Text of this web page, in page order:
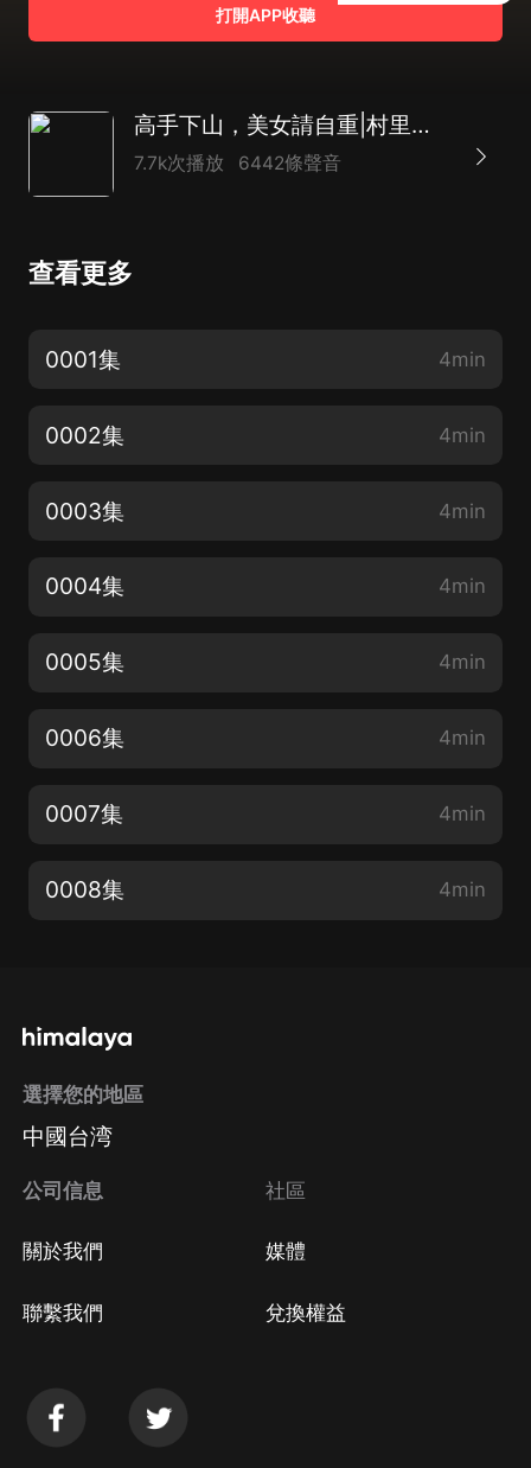
打開APP收聽
高手下山，美女請自重|村里村外，白日偷歡！
7.7k次播放 6442條聲音
查看更多
0001集 4min
0002集 4min
0003集 4min
0004集 4min
0005集 4min
0006集 4min
0007集 4min
0008集 4min
選擇您的地區
中國台湾
公司信息
關於我們
聯繫我們
社區
媒體
兌換權益